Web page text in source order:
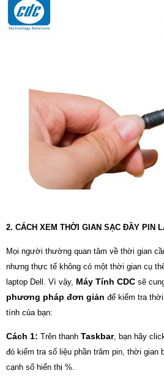
2. CÁCH XEM THỜI GIAN SẠC ĐẦY PIN
Mọi người thường quan tâm về thời gian
nhưng thực tế không có một thời gian cụ
laptop Dell. Vì vậy, Máy Tính CDC sẽ
phương pháp đơn giản để kiểm tra
tính của bạn:
Cách 1: Trên thanh Taskbar, bạn hãy
đó kiểm tra số liệu phần trăm pin, thời gian
cạnh số hiển thị %.